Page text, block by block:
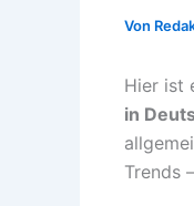
Von
Hier ist
in
Trends